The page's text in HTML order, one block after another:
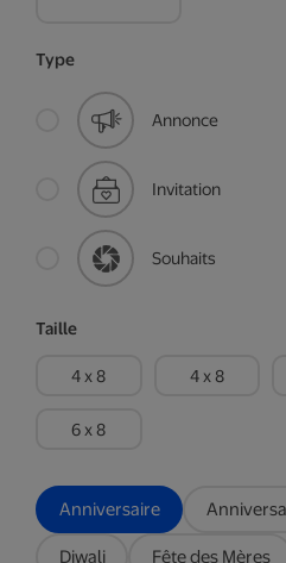
Type
Annonce
Invitation
Souhaits
Taille
4 x 8 4 x 8
6 x 8
Anniversaire
Diwali Fête des Mères